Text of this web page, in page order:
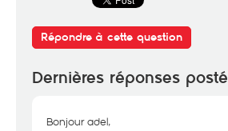
Répondre à cette question
Dernières réponses
Bonjour adel,